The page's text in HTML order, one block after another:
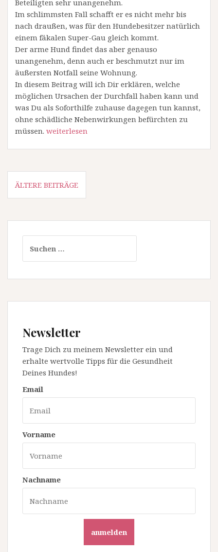
Beteiligten sehr unangenehm.
Im schlimmsten Fall schafft er es nicht mehr bis
nach draußen, was für den Hundebesitzer natürlich
einem fäkalen Super-Gau gleich kommt.
Der arme Hund findet das aber genauso
unangenehm, denn auch er beschmutzt nur im
äußersten Notfall seine Wohnung.
In diesem Beitrag will ich Dir erklären, welche
möglichen Ursachen der Durchfall haben kann und
was Du als Soforthilfe zuhause dagegen tun kannst,
ohne schädliche Nebenwirkungen befürchten zu
müssen. weiterlesen
Beitragsnavigation
ÄLTERE BEITRÄGE
nach:
Newsletter
Trage Dich zu meinem Newsletter ein und
erhalte wertvolle Tipps für die Gesundheit
Deines Hundes!
Email
Vorname
Nachname
anmelden